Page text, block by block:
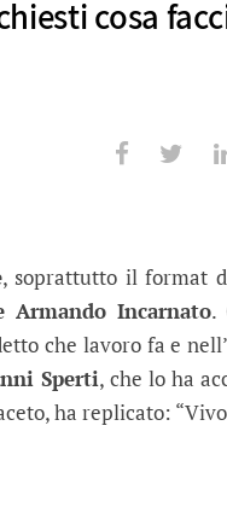
cosa
fatanti
, soprattutto il format
Armando Incarnato.
che lavoro fa e
Sperti, che lo ha
ha replicato: